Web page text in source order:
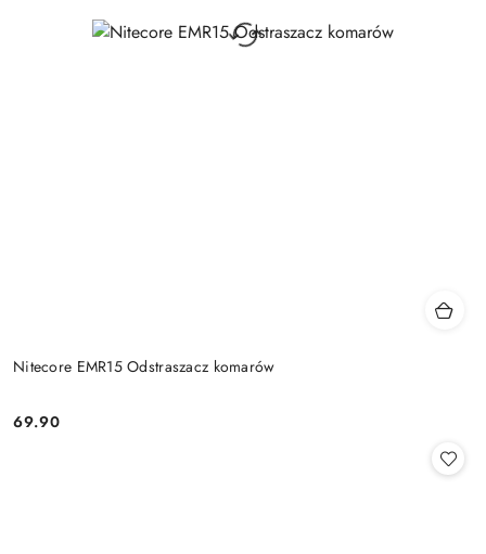
Nitecore EMR15 Odstraszacz komarów
Cena:
69.90